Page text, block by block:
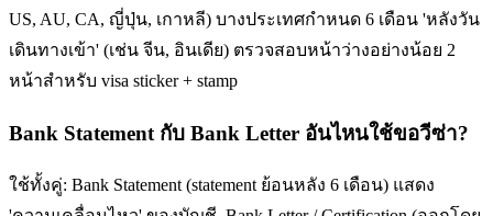
US, AU, CA, ญี่ปุ่น, เกาหลี) บางประเทศกำหนด 6 เดือน 'หลังวัน
เดินทางเข้า' (เช่น จีน, อินเดีย) ตรวจสอบหน้าว่างอย่างน้อย 2
หน้าสำหรับ visa sticker + stamp
Bank Statement กับ Bank Letter อันไหนใช้ขอวีซ่า?
ใช้ทั้งคู่: Bank Statement (statement ย้อนหลัง 6 เดือน) แสดง